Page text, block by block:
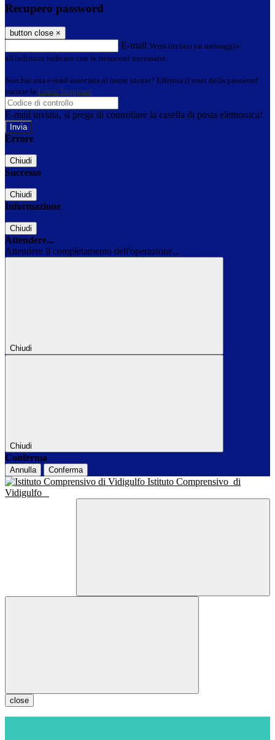
Recupero password
button close ×
E-mail Verrà inviato un messaggio
all'indirizzo indicato con le istruzioni necessarie.
Non hai una e-mail associata al nome utente? Effettua il reset della password
tramite la Login Spaggiari
E-mail inviata, si prega di controllare la casella di posta elettronica!
Errore
Chiudi
Successo
Chiudi
Informazione
Chiudi
Attendere...
Attendere il completamento dell'operazione...
Chiudi
Chiudi
Conferma
Annulla Conferma
Istituto Comprensivo di
Vidigulfo
close